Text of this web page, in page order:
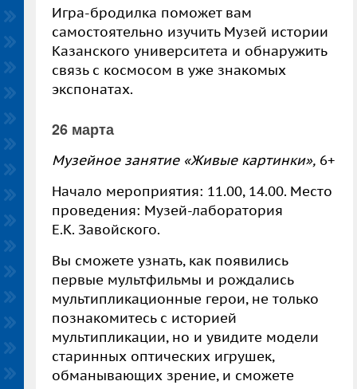
Игра-бродилка поможет вам
самостоятельно изучить Музей истории
Казанского университета и обнаружить
связь с космосом в уже знакомых
экспонатах.
26 марта
Музейное занятие «Живые картинки», 6+
Начало мероприятия: 11.00, 14.00. Место
проведения: Музей-лаборатория
Е.К. Завойского.
Вы сможете узнать, как появились
первые мультфильмы и рождались
мультипликационные герои, не только
познакомитесь с историей
мультипликации, но и увидите модели
старинных оптических игрушек,
обманывающих зрение, и сможете